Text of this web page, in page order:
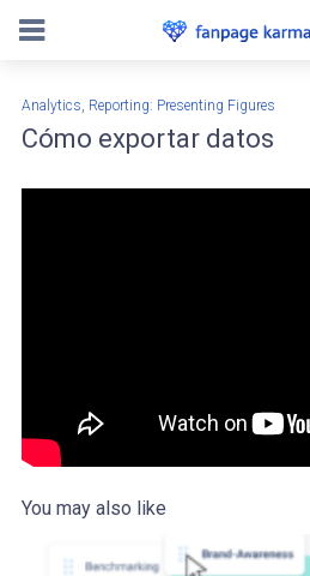
Analytics Reporting: Presenting Figures
Cómo exportar datos
You may also like